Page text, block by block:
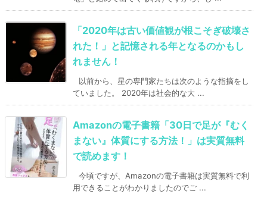
「2020年は古い価値観が根こそぎ破壊さ
れた！」と記憶される年となるのかもし
れません！
以前から、星の専門家たちは次のような指摘をし
ていました。 2020年は社会的な大 ...
Amazonの電子書籍「30日で足が『むく
まない』体質にする方法！」は実質無料
で読めます！
今頃ですが、Amazonの電子書籍は実質無料で利
用できることがわかりましたのでご ...